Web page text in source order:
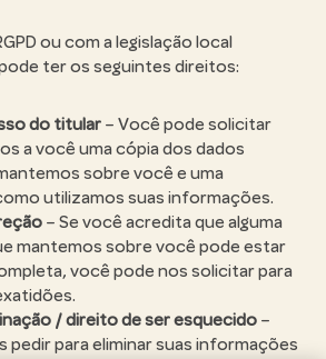
ou com a legislação local
ter os seguintes direitos:
do titular – Você pode solicitar
a você uma cópia dos dados
sobre você e uma
utilizamos suas informações.
– Se você acredita que alguma
mantemos sobre você pode estar
você pode nos solicitar para
/ direito de ser esquecido –
pedir para eliminar suas informações